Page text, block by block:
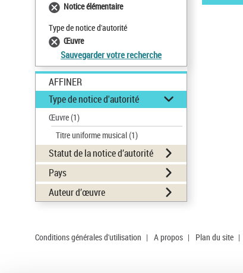
Notice élémentaire
Type de notice d'autorité
Œuvre
Sauvegarder votre recherche
AFFINER
Type de notice d'autorité
Œuvre(1)
Titre uniforme musical(1)
Statut de la notice d’autorité
Pays
Auteur d’œuvre
Conditions générales d'utilisation | A propos | Plan du site |